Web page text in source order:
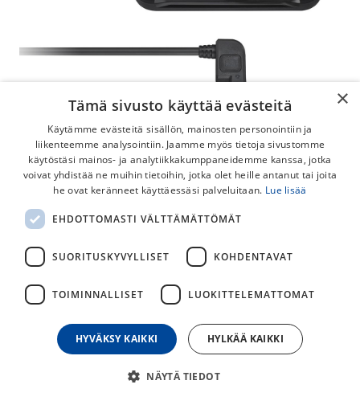
Shimano Steps EC-E6002 Laturi
Shimano Steps akkulaturi. Mallinumero: EC-E6002. Ei sisällä
109,00
päivän alin hinta
×
Tämä sivusto käyttää evästeitä
Käytämme evästeitä sisällön, mainosten personointiin ja
liikenteemme analysointiin. Jaamme myös tietoja sivustomme
käytöstäsi mainos- ja analytiikkakumppaneidemme kanssa, jotka
voivat yhdistää ne muihin tietoihin, jotka olet heille antanut tai joita
he ovat keränneet käyttäessäsi palveluitaan. Lue lisää
EHDOTTOMASTI VÄLTTÄMÄTTÖMÄT
SUORITUSKYVYLLISET KOHDENTAVAT
TOIMINNALLISET LUOKITTELEMATTOMAT
HYVÄKSY KAIKKI HYLKÄÄ KAIKKI
NÄYTÄ TIEDOT